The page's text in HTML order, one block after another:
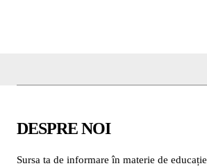
DESPRE NOI
Sursa ta de informare în materie de educație